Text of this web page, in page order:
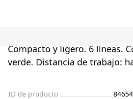
Compacto y ligero. 6 líneas.
verde. Distancia de trabajo:
ID de producto
84654